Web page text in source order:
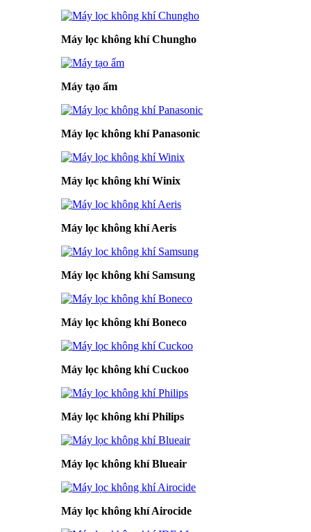
Máy lọc không khí Chungho
Máy tạo ẩm
Máy lọc không khí Panasonic
Máy lọc không khí Winix
Máy lọc không khí Aeris
Máy lọc không khí Samsung
Máy lọc không khí Boneco
Máy lọc không khí Cuckoo
Máy lọc không khí Philips
Máy lọc không khí Blueair
Máy lọc không khí Airocide